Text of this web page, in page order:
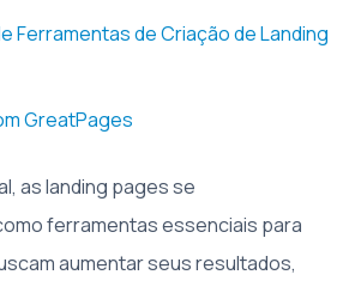
Ferramentas de Criação de Landing
GreatPages
as landing pages se
ferramentas essenciais para
aumentar seus resultados,